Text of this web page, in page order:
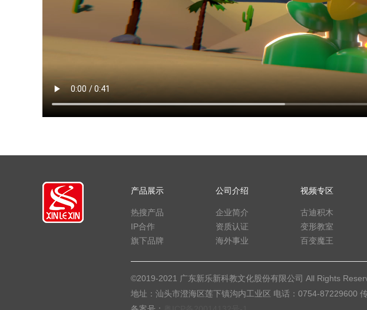
产品展示
热搜产品
IP合作
旗下品牌
公司介绍
企业简介
资质认证
海外事业
视频专区
古迪积木
变形教室
百变魔王
©2019-2021 广东新乐新科教文化股份有限公司 All Rights
地址：汕头市澄海区莲下镇沟内工业区 电话：0754-87229600